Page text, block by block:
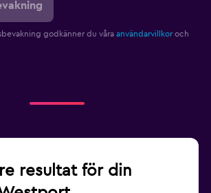
godkänner du våra användarvillkor och
resultat för din